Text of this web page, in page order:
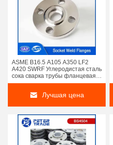
ASME B16.5 A105 A350 LF2
A420 SWRF Углеродистая сталь
сока сварка трубы фланцевая
сварка класс 150 Для
Лучшая цена